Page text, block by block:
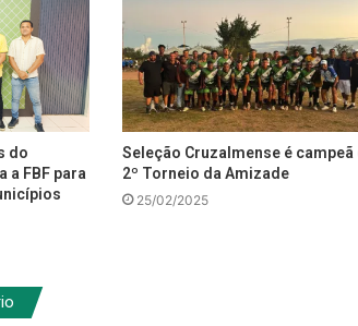
do
a FBF para
Seleção Cruzalmense é campeã
2º Torneio da Amizade
25/02/2025